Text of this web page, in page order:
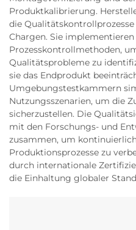
Produktkalibrierung.
die
Chargen. Sie
Prozesskontrollmethoden,
Qualitätsprobleme zu
sie das Endprodukt
Umgebungstestkammern
Nutzungsszenarien, um die
sicherzustellen. Die
mit den Forschungs- und
zusammen, um
Produktionsprozesse zu
durch internationale
die Einhaltung globaler